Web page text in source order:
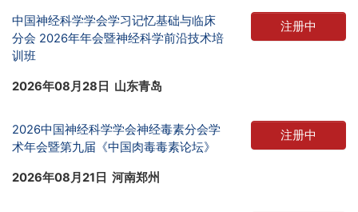
中国神经科学学会学习记忆基础与临床
分会 2026年年会暨神经科学前沿技术培
训班
2026年08月28日 山东青岛
注册中
2026中国神经科学学会神经毒素分会学
术年会暨第九届《中国肉毒毒素论坛》
2026年08月21日 河南郑州
注册中